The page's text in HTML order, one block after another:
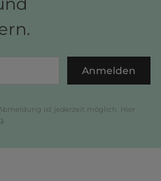
Anmelden
ist jederzeit möglich. Hier